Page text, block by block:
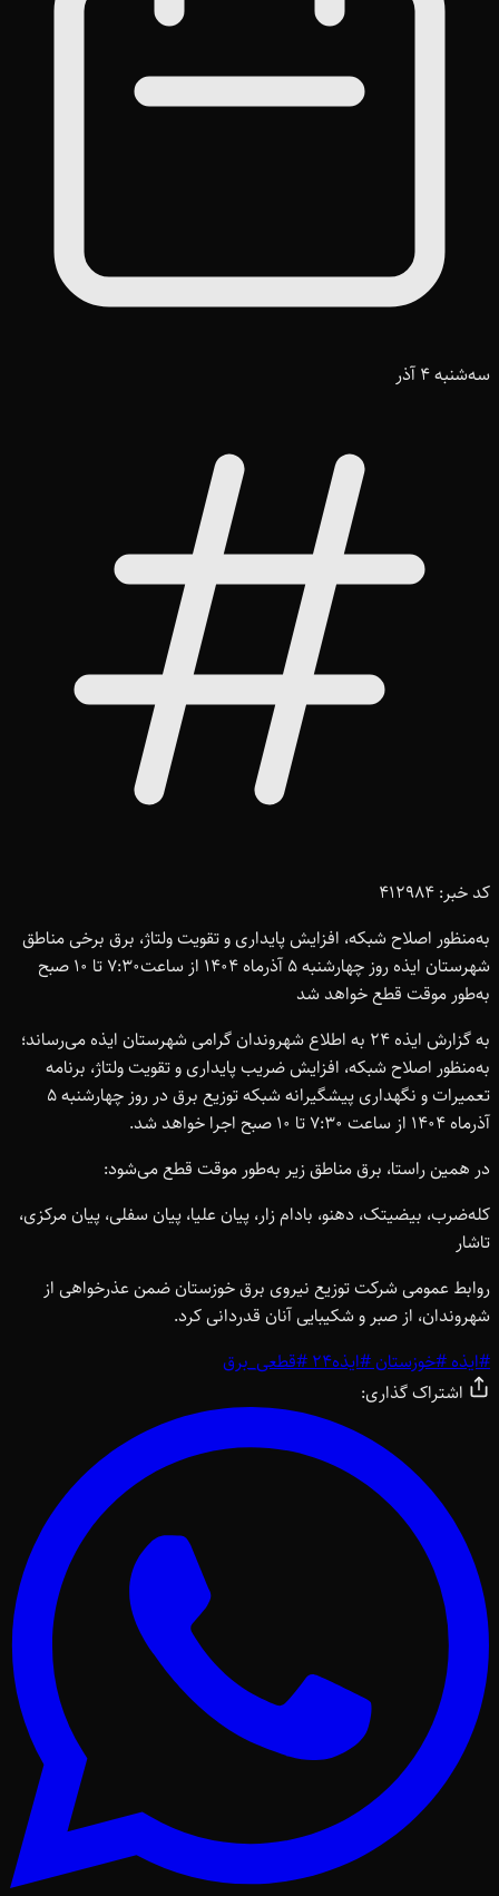
سه‌شنبه 4 آذر
کد خبر: 412984
به‌منظور اصلاح شبکه، افزایش پایداری و تقویت ولتاژ، برق برخی مناطق
شهرستان ایذه روز چهارشنبه 5 آذرماه 1404 از ساعت7:30 تا 10 صبح
به‌طور موقت قطع خواهد شد
به گزارش ایذه 24 به اطلاع شهروندان گرامی شهرستان ایذه می‌رساند؛
به‌منظور اصلاح شبکه، افزایش ضریب پایداری و تقویت ولتاژ، برنامه
تعمیرات و نگهداری پیشگیرانه شبکه توزیع برق در روز چهارشنبه 5
آذرماه 1404 از ساعت 7:30 تا 10 صبح اجرا خواهد شد.
در همین راستا، برق مناطق زیر به‌طور موقت قطع می‌شود:
کله‌ضرب، بیضیتک، دهنو، بادام زار، پیان علیا، پیان سفلی، پیان مرکزی،
تاشار
روابط عمومی شرکت توزیع نیروی برق خوزستان ضمن عذرخواهی از
شهروندان، از صبر و شکیبایی آنان قدردانی کرد.
#ایذه#خوزستان#ایذه24 #قطعی_برق
اشتراک گذاری: